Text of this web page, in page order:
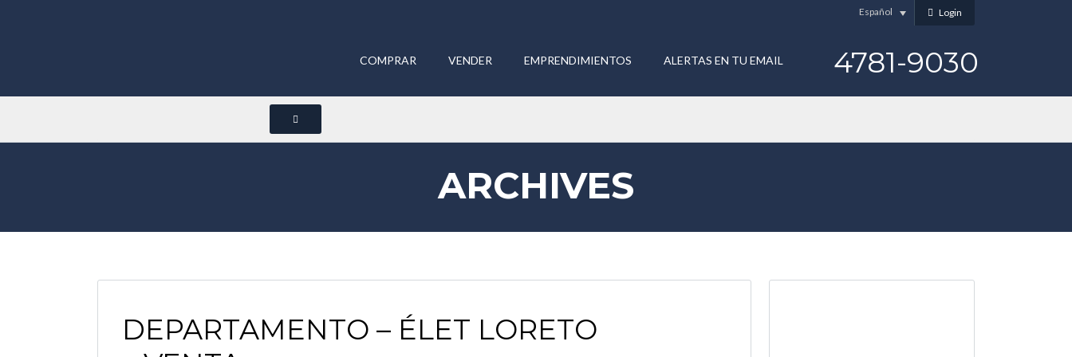
Español Login
4781-9030
COMPRAR VENDER EMPRENDIMIENTOS ALERTAS EN TU EMAIL
ARCHIVES
DEPARTAMENTO – ÉLET LORETO